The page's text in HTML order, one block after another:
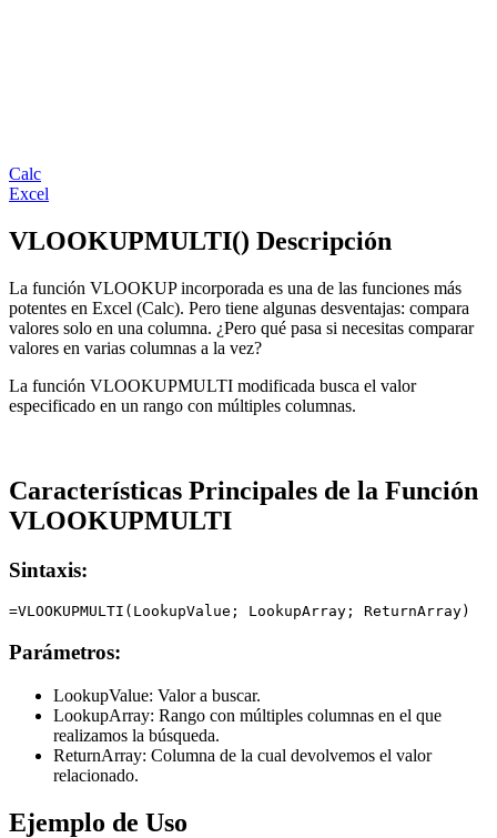
Calc
Excel
VLOOKUPMULTI() Descripción
La función VLOOKUP incorporada es una de las funciones más
potentes en Excel (Calc). Pero tiene algunas desventajas: compara
valores solo en una columna. ¿Pero qué pasa si necesitas comparar
valores en varias columnas a la vez?
La función VLOOKUPMULTI modificada busca el valor
especificado en un rango con múltiples columnas.
Características Principales de la Función
VLOOKUPMULTI
Sintaxis:
Parámetros:
LookupValue: Valor a buscar.
LookupArray: Rango con múltiples columnas en el que
realizamos la búsqueda.
ReturnArray: Columna de la cual devolvemos el valor
relacionado.
Ejemplo de Uso